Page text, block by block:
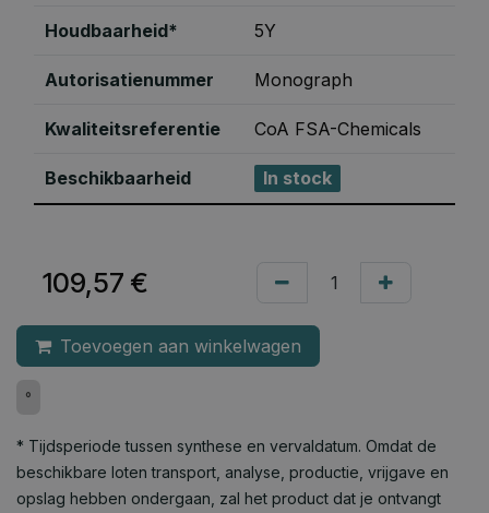
Houdbaarheid* 5Y
Autorisatienummer Monograph
Kwaliteitsreferentie CoA FSA-Chemicals
Beschikbaarheid In stock
109,57 €
Toevoegen aan winkelwagen
°
* Tijdsperiode tussen synthese en vervaldatum. Omdat de
beschikbare loten transport, analyse, productie, vrijgave en
opslag hebben ondergaan, zal het product dat je ontvangt